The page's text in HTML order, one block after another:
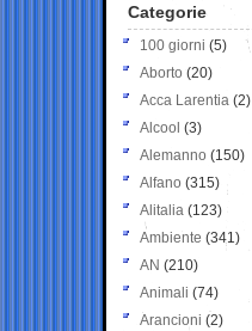
Categorie
100 giorni (5)
Aborto (20)
Acca Larentia (2)
Alcool (3)
Alemanno (150)
Alfano (315)
Alitalia (123)
Ambiente (341)
AN (210)
Animali (74)
Arancioni (2)